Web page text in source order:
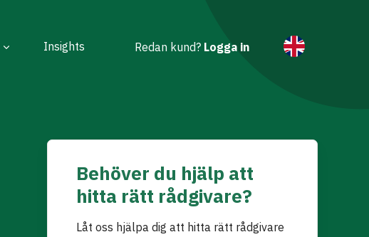
Insights Redan kund? Logga in
Behöver du hjälp att
hitta rätt rådgivare?
Låt oss hjälpa dig att hitta rätt rådgivare